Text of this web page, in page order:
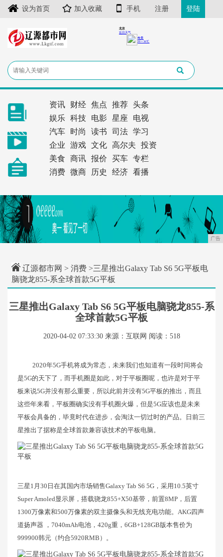
设为首页 加入收藏 手机 注册 登陆
资讯 财经 焦点 推荐
头条
娱乐
科技 电影 星座
电视
汽车
时尚 读书 司法
学习
企业
游戏 文化 高尔夫
投资
美食
商讯 报价 买车
专栏
消费
微商 历史 经济 看播
广告
辽源都市网 > 消费 >三星推出Galaxy Tab S6 5G平板电
脑骁龙855-系全球首款5G平板
三星推出Galaxy Tab S6 5G平板电脑骁龙855-系
全球首款5G平板
2020-04-02 07:33:30 来源：互联网 阅读：518
2020年5G手机将成为常态，未来我们也知道有一段时间将会
是5G的天下了，而手机圈是如此，对于平板圈呢，也许是对于平
板来说5G并没有那么重要，所以此前并没有5G平板的推出，而且
这些年来看，平板圈确实没有手机圈火爆，但是5G应该也是未来
平板会具备的，毕竟时代在进步，会淘汰一切过时的产品。日前三
星推出了据称是全球首款兼容该技术的平板电脑。
三星1月30日在其国内市场销售Galaxy Tab S6 5G，采用10.5英寸
Super Amoled显示屏，搭载骁龙855+X50基带，前置8MP，后置
1300万像素和500万像素的双主摄像头和无线充电功能。AKG四声
道扬声器 ，7040mAh电池，420g重，6GB+128GB版本售价为
999900韩元（约合5920RMB）。